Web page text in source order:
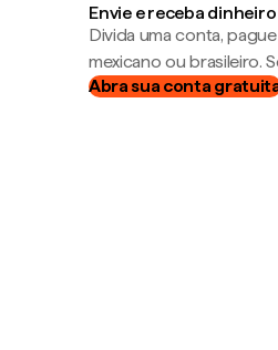
Envie e receba
Divida uma conta,
mexicano ou brasileiro.
Abra sua conta